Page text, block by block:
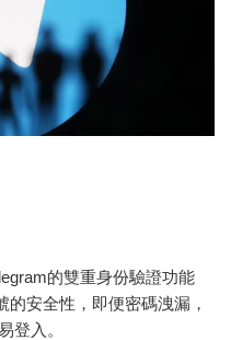
的雙重身份驗證功能
的安全性，即便密碼洩漏，
登入。